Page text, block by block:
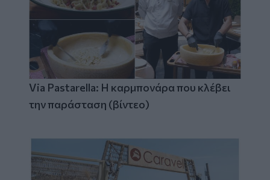
Via Pastarella: Η καρμπονάρα που κλέβει
την παράσταση (βίντεο)